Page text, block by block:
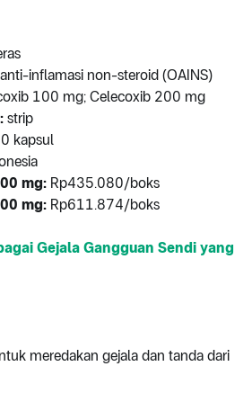
inflamasi non-steroid (OAINS)
100 mg; Celecoxib 200 mg
strip
kapsul
mg: Rp435.080/boks
mg: Rp611.874/boks
Gejala Gangguan Sendi yang
meredakan gejala dan tanda dari